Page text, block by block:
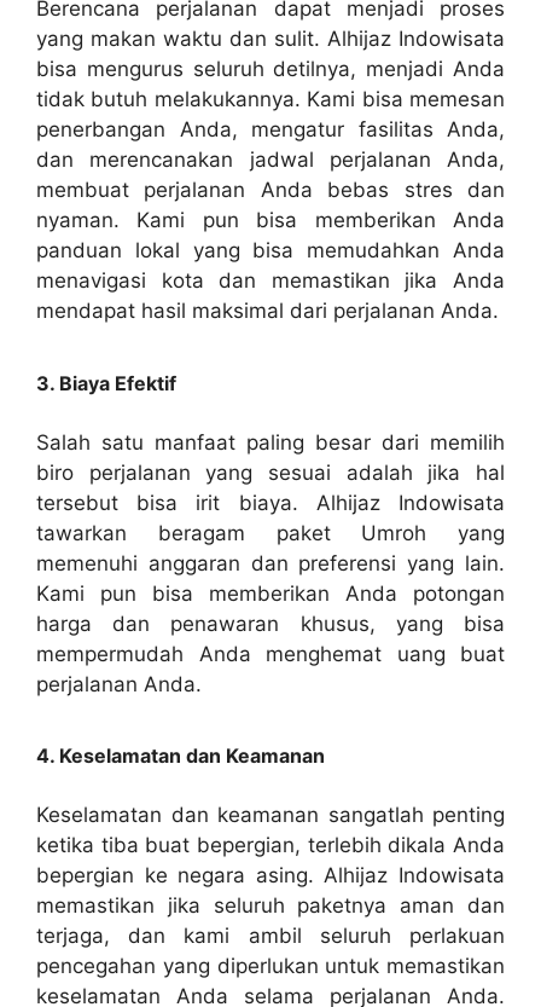
Berencana perjalanan dapat menjadi proses
yang makan waktu dan sulit. Alhijaz Indowisata
bisa mengurus seluruh detilnya, menjadi Anda
tidak butuh melakukannya. Kami bisa memesan
penerbangan Anda, mengatur fasilitas Anda,
dan merencanakan jadwal perjalanan Anda,
membuat perjalanan Anda bebas stres dan
nyaman. Kami pun bisa memberikan Anda
panduan lokal yang bisa memudahkan Anda
menavigasi kota dan memastikan jika Anda
mendapat hasil maksimal dari perjalanan Anda.
3. Biaya Efektif
Salah satu manfaat paling besar dari memilih
biro perjalanan yang sesuai adalah jika hal
tersebut bisa irit biaya. Alhijaz Indowisata
tawarkan beragam paket Umroh yang
memenuhi anggaran dan preferensi yang lain.
Kami pun bisa memberikan Anda potongan
harga dan penawaran khusus, yang bisa
mempermudah Anda menghemat uang buat
perjalanan Anda.
4. Keselamatan dan Keamanan
Keselamatan dan keamanan sangatlah penting
ketika tiba buat bepergian, terlebih dikala Anda
bepergian ke negara asing. Alhijaz Indowisata
memastikan jika seluruh paketnya aman dan
terjaga, dan kami ambil seluruh perlakuan
pencegahan yang diperlukan untuk memastikan
keselamatan Anda selama perjalanan Anda.